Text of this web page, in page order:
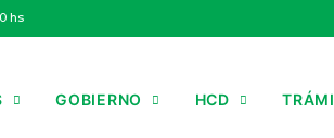
hs
GOBIERNO HCD